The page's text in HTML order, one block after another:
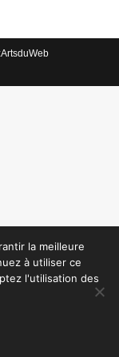
la meilleure
à utiliser ce
l'utilisation des